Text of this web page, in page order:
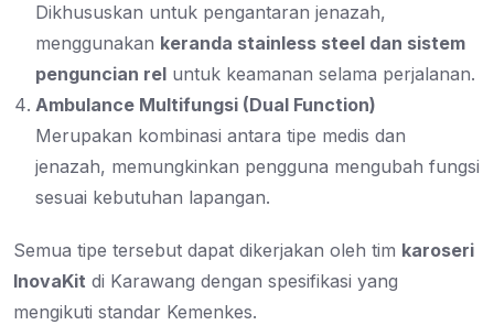
Dikhususkan untuk pengantaran jenazah,
menggunakan keranda stainless steel dan sistem
penguncian rel untuk keamanan selama perjalanan.
Ambulance Multifungsi (Dual Function)
Merupakan kombinasi antara tipe medis dan
jenazah, memungkinkan pengguna mengubah fungsi
sesuai kebutuhan lapangan.
Semua tipe tersebut dapat dikerjakan oleh tim karoseri
InovaKit di Karawang dengan spesifikasi yang
mengikuti standar Kemenkes.